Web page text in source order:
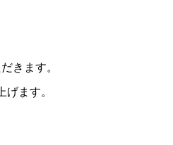
きます。
ます。